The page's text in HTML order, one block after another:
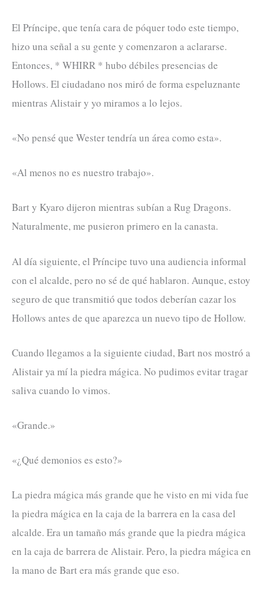
El Príncipe, que tenía cara de póquer todo este tiempo,
hizo una señal a su gente y comenzaron a aclararse.
Entonces, * WHIRR * hubo débiles presencias de
Hollows. El ciudadano nos miró de forma espeluznante
mientras Alistair y yo miramos a lo lejos.
«No pensé que Wester tendría un área como esta».
«Al menos no es nuestro trabajo».
Bart y Kyaro dijeron mientras subían a Rug Dragons.
Naturalmente, me pusieron primero en la canasta.
Al día siguiente, el Príncipe tuvo una audiencia informal
con el alcalde, pero no sé de qué hablaron. Aunque, estoy
seguro de que transmitió que todos deberían cazar los
Hollows antes de que aparezca un nuevo tipo de Hollow.
Cuando llegamos a la siguiente ciudad, Bart nos mostró a
Alistair ya mí la piedra mágica. No pudimos evitar tragar
saliva cuando lo vimos.
«Grande.»
«¿Qué demonios es esto?»
La piedra mágica más grande que he visto en mi vida fue
la piedra mágica en la caja de la barrera en la casa del
alcalde. Era un tamaño más grande que la piedra mágica
en la caja de barrera de Alistair. Pero, la piedra mágica en
la mano de Bart era más grande que eso.